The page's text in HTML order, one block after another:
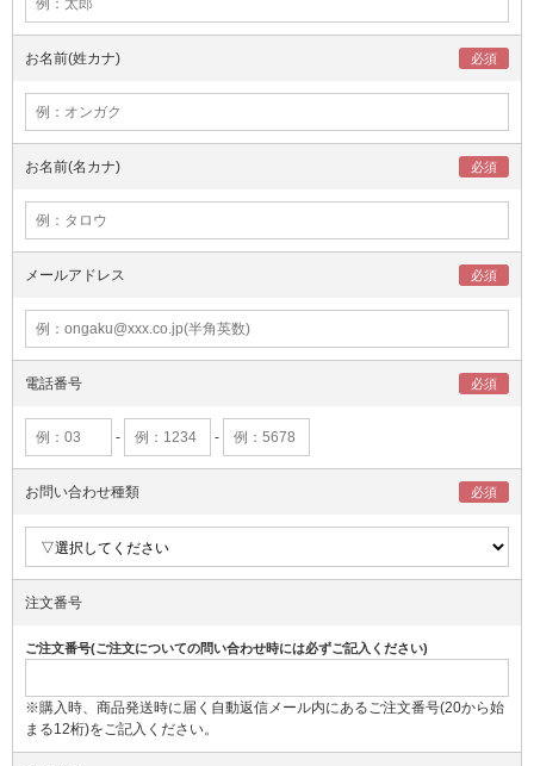
お名前(姓カナ)
お名前(名カナ)
メールアドレス
電話番号
- -
お問い合わせ種類
注文番号
ご注文番号(ご注文についての問い合わせ時には必ずご記入ください)
※購入時、商品発送時に届く自動返信メール内にあるご注文番号(20から始
まる12桁)をご記入ください。